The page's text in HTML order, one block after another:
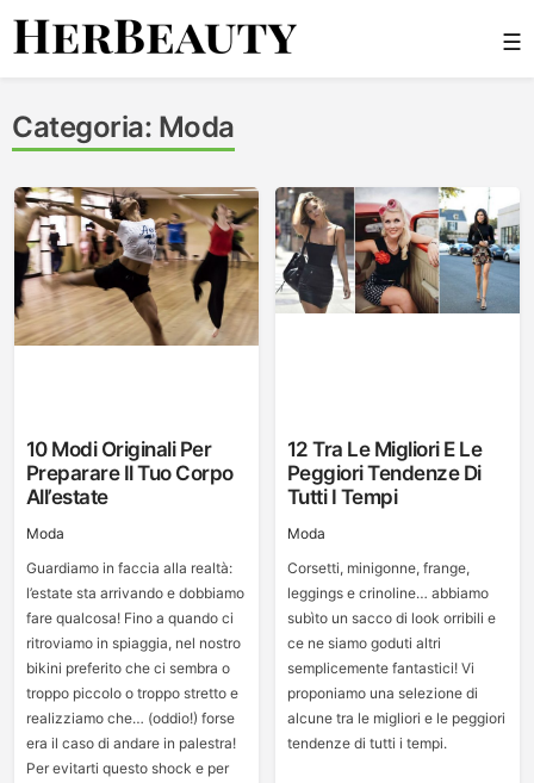
Skip
☰
Categoria: Moda
10 Modi Originali Per
Preparare Il Tuo Corpo
All’estate
Moda
Guardiamo in faccia alla realtà:
l’estate sta arrivando e dobbiamo
fare qualcosa! Fino a quando ci
ritroviamo in spiaggia, nel nostro
bikini preferito che ci sembra o
troppo piccolo o troppo stretto e
realizziamo che… (oddio!) forse
era il caso di andare in palestra!
Per evitarti questo shock e per
12 Tra Le Migliori E Le
Peggiori Tendenze Di
Tutti I Tempi
Moda
Corsetti, minigonne, frange,
leggings e crinoline… abbiamo
subìto un sacco di look orribili e
ce ne siamo goduti altri
semplicemente fantastici! Vi
proponiamo una selezione di
alcune tra le migliori e le peggiori
tendenze di tutti i tempi.